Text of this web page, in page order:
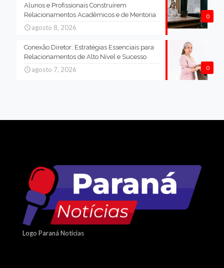
0
Alunos e Profissionais Construírem
Relacionamentos Acadêmicos e de Mentoria
agosto 8, 2026
0
Conexão Diretor: Estratégias Essenciais para
Relacionamentos de Alto Nível e Sucesso
agosto 7, 2026
Logo Paraná Notícias